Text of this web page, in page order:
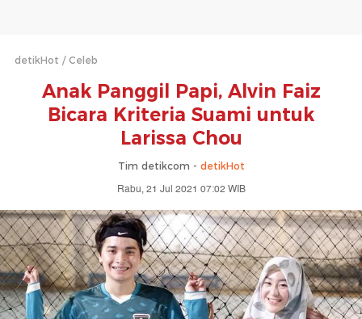
detikHot Celeb
Anak Panggil Papi, Alvin Faiz
Bicara Kriteria Suami untuk
Larissa Chou
Tim detikcom - detikHot
Rabu, 21 Jul 2021 07:02 WIB